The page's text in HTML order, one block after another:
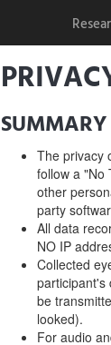
The privacy
follow a "No
other
party
All data
NO IP
Collected
participant's
be
looked).
For audio